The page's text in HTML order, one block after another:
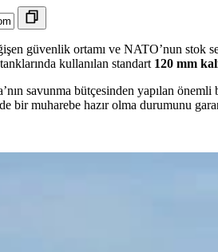
güvenlik ortamı ve NATO’nun stok
kullanılan standart 120 mm
savunma bütçesinden yapılan
bir muharebe hazır olma durumunu